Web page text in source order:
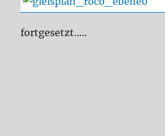
fortgesetzt…..